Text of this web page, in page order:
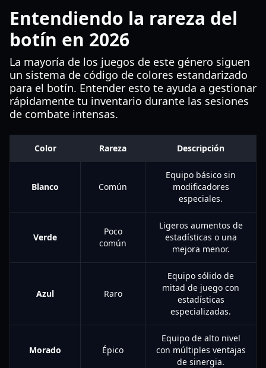
Entendiendo la rareza del
botín en 2026
La mayoría de los juegos de este género siguen
un sistema de código de colores estandarizado
para el botín. Entender esto te ayuda a gestionar
rápidamente tu inventario durante las sesiones
de combate intensas.
Color Rareza Descripción
Blanco Común
Equipo básico sin
modificadores
especiales.
Verde
Poco
común
Ligeros aumentos de
estadísticas o una
mejora menor.
Azul Raro
Equipo sólido de
mitad de juego con
estadísticas
especializadas.
Morado Épico
Equipo de alto nivel
con múltiples ventajas
de sinergia.